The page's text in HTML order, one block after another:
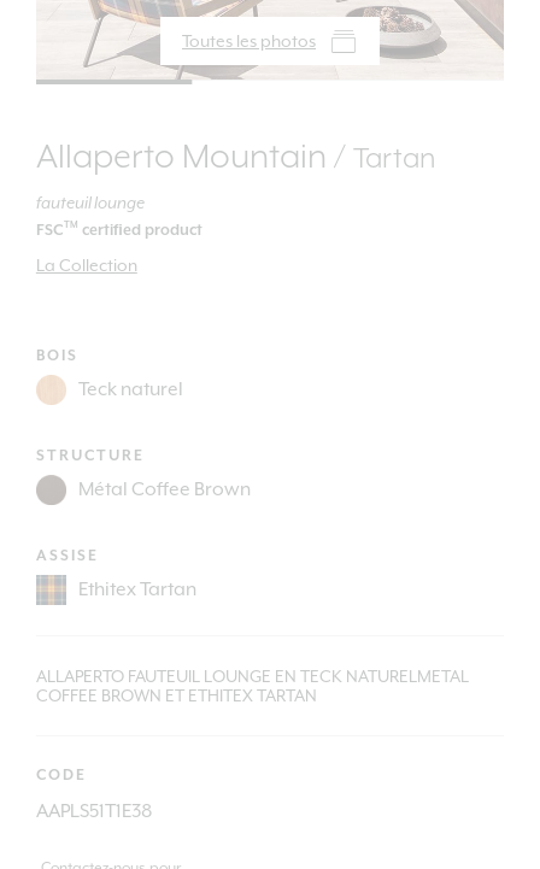
Toutes les photos
Allaperto Mountain / Tartan
fauteuil lounge
FSC TM certified product
La Collection
BOIS
STRUCTURE
ASSISE
ALLAPERTO FAUTEUIL LOUNGE EN TECK NATURELMETAL
COFFEE BROWN ET ETHITEX TARTAN
CODE
AAPLS51T1E38